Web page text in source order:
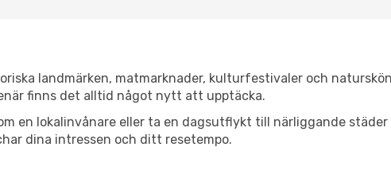
landmärken, matmarknader, kulturfestivaler och
finns det alltid något nytt att upptäcka.
en lokalinvånare eller ta en dagsutflykt till närliggande
dina intressen och ditt resetempo.